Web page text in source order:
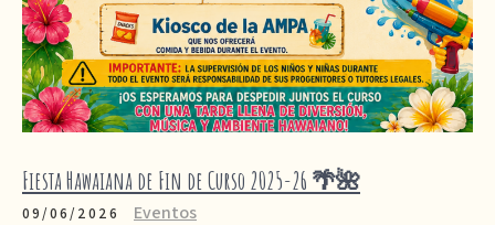
Fiesta Hawaiana de Fin de Curso 2025-26 🌴🌺
09/06/2026
Eventos